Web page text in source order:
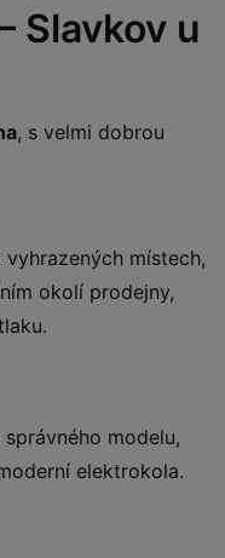
Slavkov u
, s velmi dobrou
místech,
okolí prodejny,
modelu,
elektrokola.